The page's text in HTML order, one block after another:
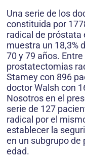
Una serie de los
constituida por
radical de próstata
muestra un 18,3%
70 y 79 años.
prostatec­tomias
Stamey con 896
doctor Walsh con
Nosotros en el
serie de 127
radical por el
establecer la
en un subgrupo de
edad.